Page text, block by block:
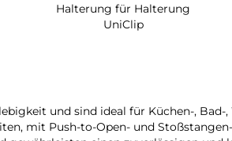
Halterung für Halterung
UniClip
und sind ideal für Küchen-, Bad-
mit Push-to-Open- und